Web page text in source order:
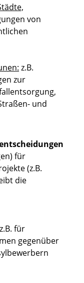
von
z.B.
zur
und
für
(z.B.
die
für
gegenüber